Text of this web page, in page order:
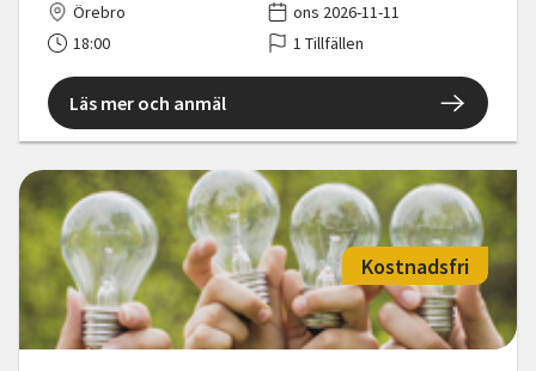
Örebro
ons 2026-11-11
18:00
1 Tillfällen
Läs mer och anmäl
Kostnadsfri